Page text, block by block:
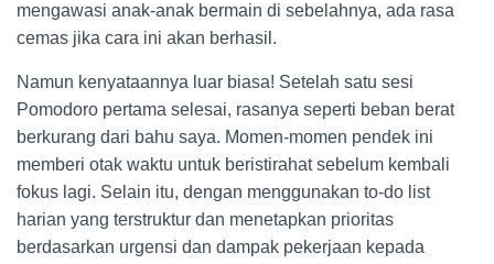
mengawasi anak-anak bermain di sebelahnya, ada rasa
cemas jika cara ini akan berhasil.
Namun kenyataannya luar biasa! Setelah satu sesi
Pomodoro pertama selesai, rasanya seperti beban berat
berkurang dari bahu saya. Momen-momen pendek ini
memberi otak waktu untuk beristirahat sebelum kembali
fokus lagi. Selain itu, dengan menggunakan to-do list
harian yang terstruktur dan menetapkan prioritas
berdasarkan urgensi dan dampak pekerjaan kepada